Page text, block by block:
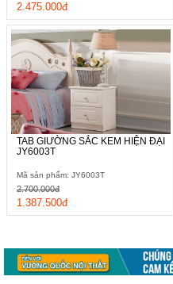
2.475.000đ
TAB GIƯỜNG SẮC KEM HIỆN ĐẠI
JY6003T
Mã sản phẩm: JY6003T
1.387.500đ
2.700.000đ